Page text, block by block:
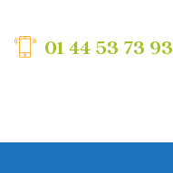
01 44 53 73 93